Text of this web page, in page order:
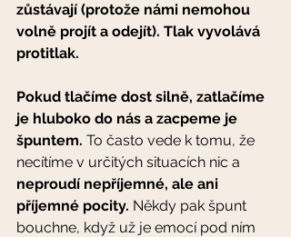
zůstávají (protože námi nemohou
volně projít a odejít). Tlak vyvolává
protitlak.
Pokud tlačíme dost silně, zatlačíme
je hluboko do nás a zacpeme je
špuntem. To často vede k tomu, že
necítíme v určitých situacích nic a
neproudí nepříjemné, ale ani
příjemné pocity. Někdy pak špunt
bouchne, když už je emocí pod ním